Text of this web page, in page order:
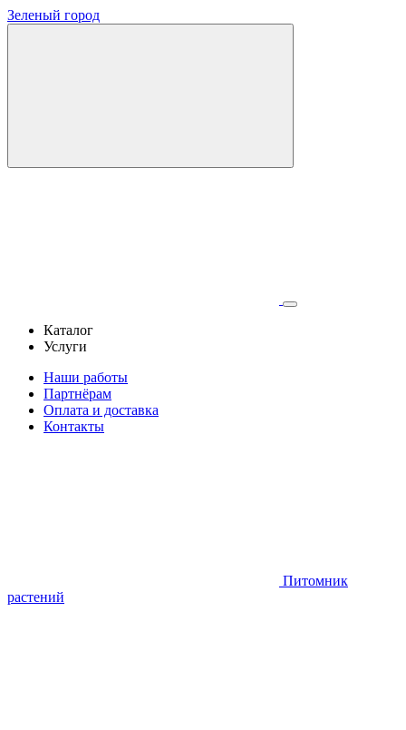
Зеленый город
Каталог
Услуги
Наши работы
Партнёрам
Оплата и доставка
Контакты
Питомник
растений